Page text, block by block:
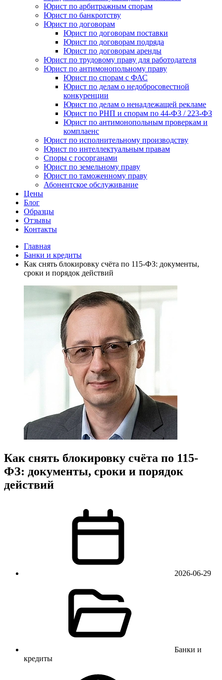
Юрист по арбитражным спорам
Юрист по банкротству
Юрист по договорам
Юрист по договорам поставки
Юрист по договорам подряда
Юрист по договорам аренды
Юрист по трудовому праву для работодателя
Юрист по антимонопольному праву
Юрист по спорам с ФАС
Юрист по делам о недобросовестной
конкуренции
Юрист по делам о ненадлежащей рекламе
Юрист по РНП и спорам по 44-ФЗ / 223-ФЗ
Юрист по антимонопольным проверкам и
комплаенс
Юрист по исполнительному производству
Юрист по интеллектуальным правам
Споры с госорганами
Юрист по земельному праву
Юрист по таможенному праву
Абонентское обслуживание
Цены
Блог
Образцы
Отзывы
Контакты
Главная
Банки и кредиты
Как снять блокировку счёта по 115-ФЗ: документы,
сроки и порядок действий
Как снять блокировку счёта по 115-
ФЗ: документы, сроки и порядок
действий
2026-06-29
Банки и
кредиты